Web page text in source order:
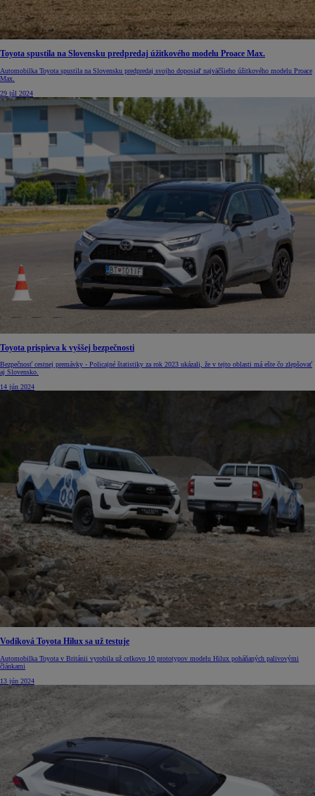
Toyota spustila na Slovensku predpredaj úžitkového modelu Proace Max.
Automobilka Toyota spustila na Slovensku predpredaj svojho doposiaľ najväčšieho úžitkového modelu Proace
Max.
29 júl 2024
Toyota prispieva k vyššej bezpečnosti
Bezpečnosť cestnej premávky - Policajné štatistiky za rok 2023 ukázali, že v tejto oblasti má ešte čo zlepšovať
aj Slovensko.
14 jún 2024
Vodíková Toyota Hilux sa už testuje
Automobilka Toyota v Británii vyrobila už celkovo 10 prototypov modelu Hilux poháňaných palivovými
článkami
13 jún 2024